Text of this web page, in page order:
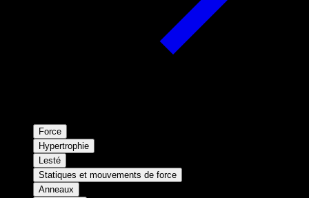
Force
Hypertrophie
Lesté
Statiques et mouvements de force
Anneaux